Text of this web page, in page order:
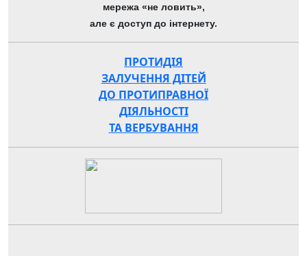
мережа «не ловить»,
але є доступ до інтернету.
ПРОТИДІЯ
ЗАЛУЧЕННЯ ДІТЕЙ
ДО ПРОТИПРАВНОЇ
ДІЯЛЬНОСТІ
ТА ВЕРБУВАННЯ